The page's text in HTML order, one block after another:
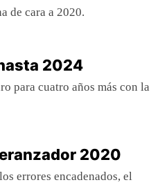
de cara a 2020.
2024
para cuatro años más con la
2020
errores encadenados, el